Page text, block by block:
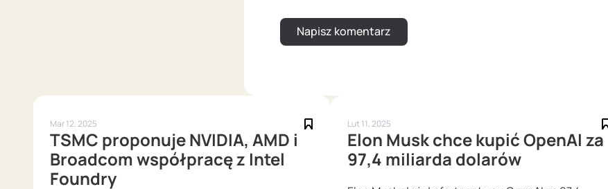
Mar 12, 2025
TSMC proponuje NVIDIA, AMD i
Broadcom współpracę z Intel
Foundry
Lut 11, 2025
Elon Musk chce kupić OpenAI za
97,4 miliarda dolarów